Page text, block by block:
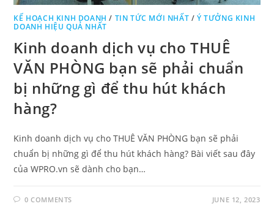
KẾ HOẠCH KINH DOANH / TIN TỨC MỚI NHẤT /Ý TƯỞNG KINH
DOANH HIỆU QUẢ NHẤT
Kinh doanh dịch vụ cho THUÊ
VĂN PHÒNG bạn sẽ phải chuẩn
bị những gì để thu hút khách
hàng?
Kinh doanh dịch vụ cho THUÊ VĂN PHÒNG bạn sẽ phải
chuẩn bị những gì để thu hút khách hàng? Bài viết sau đây
của WPRO.vn sẽ dành cho bạn…
0 COMMENTS JUNE 12, 2023